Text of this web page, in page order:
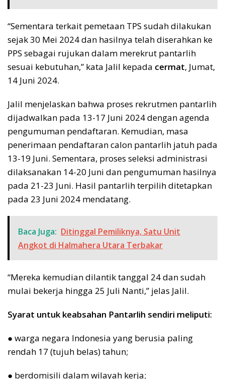
“Sementara terkait pemetaan TPS sudah dilakukan
sejak 30 Mei 2024 dan hasilnya telah diserahkan ke
PPS sebagai rujukan dalam merekrut pantarlih
sesuai kebutuhan,” kata Jalil kepada cermat, Jumat,
14 Juni 2024.
Jalil menjelaskan bahwa proses rekrutmen pantarlih
dijadwalkan pada 13-17 Juni 2024 dengan agenda
pengumuman pendaftaran. Kemudian, masa
penerimaan pendaftaran calon pantarlih jatuh pada
13-19 Juni. Sementara, proses seleksi administrasi
dilaksanakan 14-20 Juni dan pengumuman hasilnya
pada 21-23 Juni. Hasil pantarlih terpilih ditetapkan
pada 23 Juni 2024 mendatang.
Baca Juga: Ditinggal Pemiliknya, Satu Unit
Angkot di Halmahera Utara Terbakar
“Mereka kemudian dilantik tanggal 24 dan sudah
mulai bekerja hingga 25 Juli Nanti,” jelas Jalil.
Syarat untuk keabsahan Pantarlih sendiri meliputi:
● warga negara Indonesia yang berusia paling
rendah 17 (tujuh belas) tahun;
● berdomisili dalam wilayah kerja;